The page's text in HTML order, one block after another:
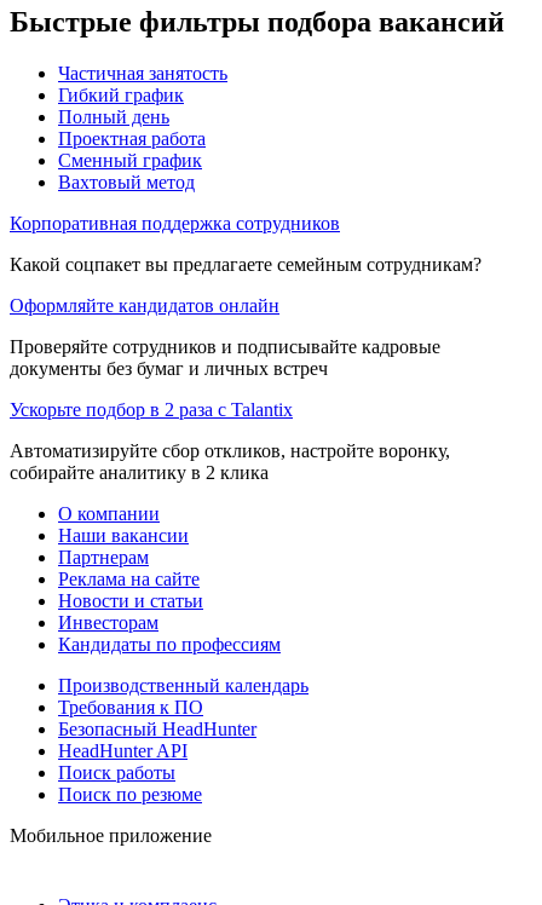
Быстрые фильтры подбора вакансий
Частичная занятость
Гибкий график
Полный день
Проектная работа
Сменный график
Вахтовый метод
Корпоративная поддержка сотрудников
Какой соцпакет вы предлагаете семейным сотрудникам?
Оформляйте кандидатов онлайн
Проверяйте сотрудников и подписывайте кадровые
документы без бумаг и личных встреч
Ускорьте подбор в 2 раза с Talantix
Автоматизируйте сбор откликов, настройте воронку,
собирайте аналитику в 2 клика
О компании
Наши вакансии
Партнерам
Реклама на сайте
Новости и статьи
Инвесторам
Кандидаты по профессиям
Производственный календарь
Требования к ПО
Безопасный HeadHunter
HeadHunter API
Поиск работы
Поиск по резюме
Мобильное приложение